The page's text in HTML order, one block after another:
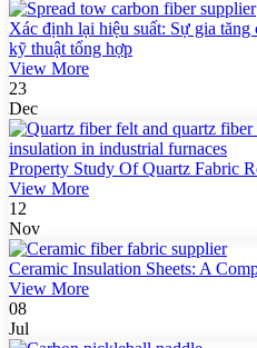
Xác định lại hiệu suất: Sự gia
kỹ thuật tổng hợp
View More
23
Dec
Property Study Of Quartz Fabric
View More
12
Nov
Ceramic Insulation Sheets: A
View More
08
Jul